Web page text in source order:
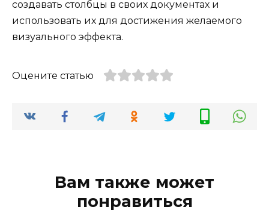
создавать столбцы в своих документах и
использовать их для достижения желаемого
визуального эффекта.
Оцените статью
Вам также может
понравиться